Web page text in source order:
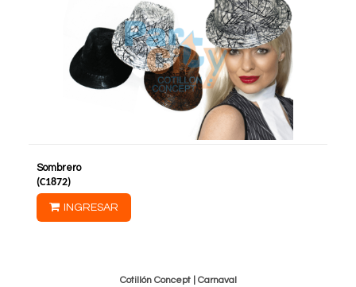
Sombrero
(C1872)
INGRESAR
Cotillón Concept | Carnaval